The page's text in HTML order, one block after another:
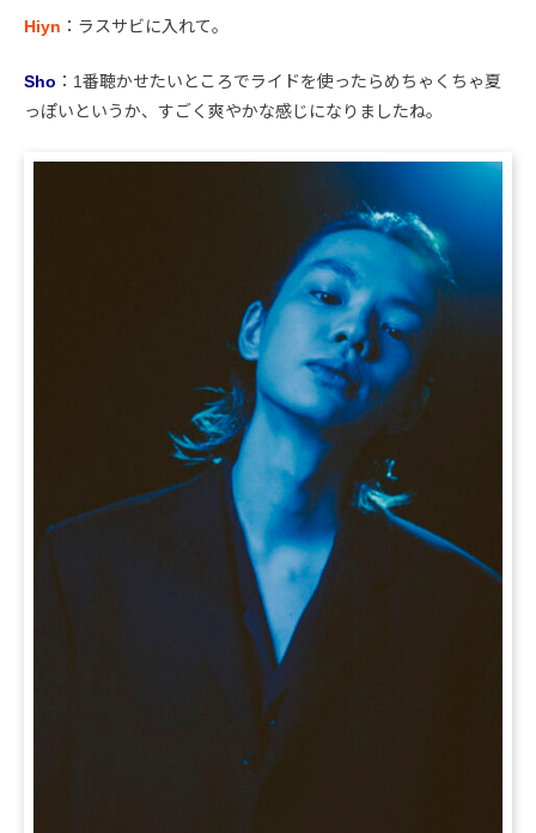
Hiyn ：ラスサビに入れて。
Sho ：1番聴かせたいところでライドを使ったらめちゃくちゃ夏
っぽいというか、すごく爽やかな感じになりましたね。